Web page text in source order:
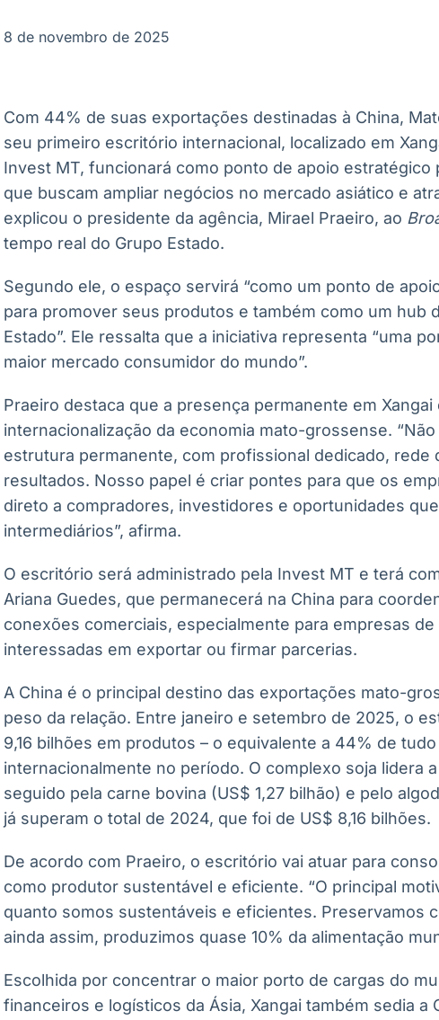
para
de
APIs para
integração de
de
e
Broadcast
Fundos
A melhor
plataforma para
analisar fundos
de investimento
no Brasil
IA
Em breve
BroadFast
Em breve
Gestão
Em breve
8 de novembro de 2025
Com 44% de suas exportações destinadas à China,
seu primeiro escritório internacional, localizado em
Invest MT, funcionará como ponto de apoio
que buscam ampliar negócios no mercado asiático e
explicou o presidente da agência, Mirael Praeiro, ao
tempo real do Grupo Estado.
Segundo ele, o espaço servirá “como um ponto de
para promover seus produtos e também como um hub
Estado”. Ele ressalta que a iniciativa representa “uma
maior mercado consumidor do mundo”.
Praeiro destaca que a presença permanente em Xangai
internacionalização da economia mato-grossense.
estrutura permanente, com profissional dedicado, rede
resultados. Nosso papel é criar pontes para que os
direto a compradores, investidores e oportunidades
intermediários”, afirma.
O escritório será administrado pela Invest MT e terá
Ariana Guedes, que permanecerá na China para
conexões comerciais, especialmente para empresas
interessadas em exportar ou firmar parcerias.
A China é o principal destino das exportações mato-
peso da relação. Entre janeiro e setembro de 2025, o
9,16 bilhões em produtos – o equivalente a 44% de
internacionalmente no período. O complexo soja lidera
seguido pela carne bovina (US$ 1,27 bilhão) e pelo
já superam o total de 2024, que foi de US$ 8,16 bilhões.
De acordo com Praeiro, o escritório vai atuar para
como produtor sustentável e eficiente. “O principal
quanto somos sustentáveis e eficientes. Preservamos
ainda assim, produzimos quase 10% da alimentação
Escolhida por concentrar o maior porto de cargas do
financeiros e logísticos da Ásia, Xangai também sedia a